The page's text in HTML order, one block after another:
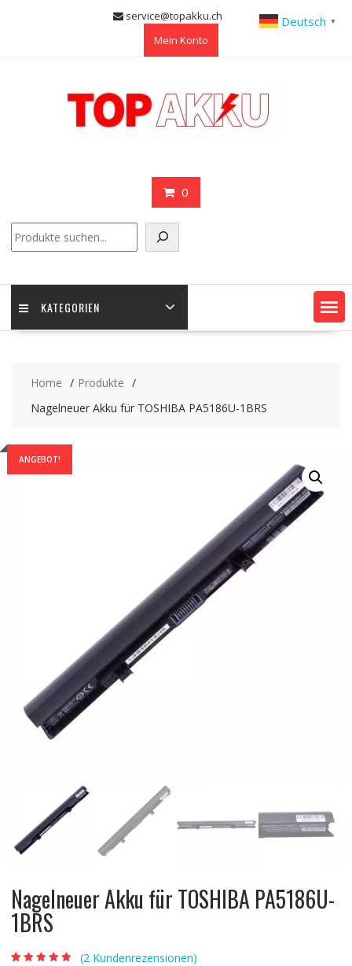
service@topakku.ch
Mein Konto
0
KATEGORIEN
Home
Produkte
Nagelneuer Akku für TOSHIBA PA5186U-1BRS
ANGEBOT!
Nagelneuer Akku für TOSHIBA PA5186U-
1BRS
(2 Kundenrezensionen)
Deutsch ▼